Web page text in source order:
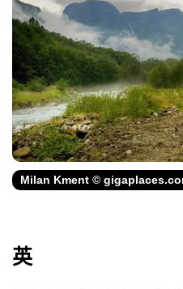
Milan Kment ©
英